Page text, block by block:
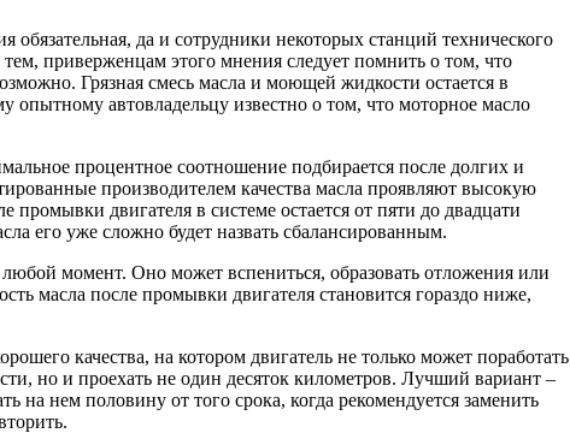
да и сотрудники некоторых станций технического
приверженцам этого мнения следует помнить о том, что
Грязная смесь масла и моющей жидкости остается в
опытному автовладельцу известно о том, что моторное масло
процентное соотношение подбирается после долгих и
производителем качества масла проявляют высокую
промывки двигателя в системе остается от пяти до двадцати
его уже сложно будет назвать сбалансированным.
момент. Оно может вспениться, образовать отложения или
масла после промывки двигателя становится гораздо ниже,
качества, на котором двигатель не только может поработать
но и проехать не один десяток километров. Лучший вариант –
на нем половину от того срока, когда рекомендуется заменить